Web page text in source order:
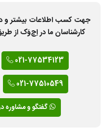
جهت کسب اطلاعات بیشتر و
کارشناسان ما در اِچ‌وَک از
021-77534123
021-77510549
گفتگو و مشاوره